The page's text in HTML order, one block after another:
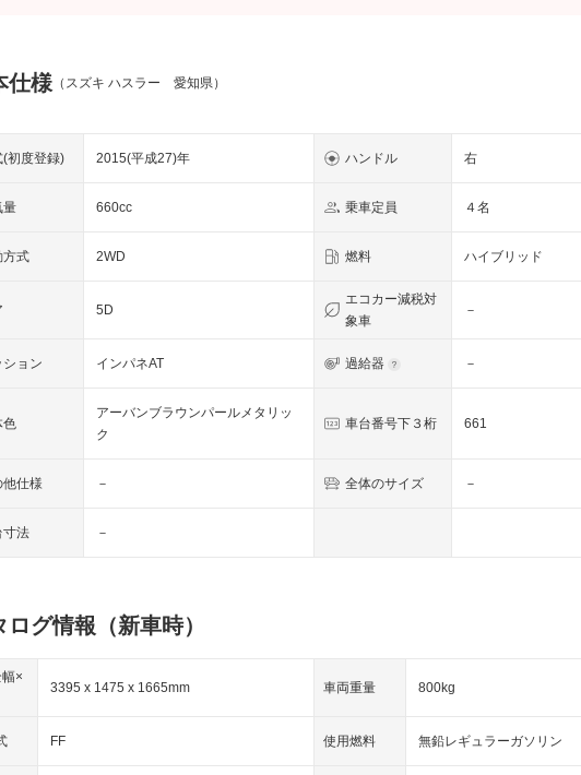
仕様 （スズキ ハスラー 愛知県）
(初度登録) 2015(平成27)年 ハンドル 右
量 660cc 乗車定員 ４名
方式 2WD 燃料 ハイブリッド
5D
エコカー減税対
象車
－
ション インパネAT 過給器 －
色
アーバンブラウンパールメタリッ
ク
車台番号下３桁 661
他仕様 － 全体のサイズ －
寸法 －
ログ情報（新車時）
×
3395 x 1475 x 1665mm 車両重量 800kg
FF 使用燃料 無鉛レギュラーガソリン